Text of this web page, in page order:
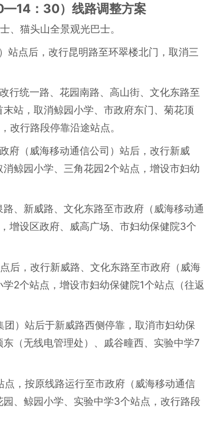
：30）线路调整方案
、猫头山全景观光巴士。
站点后，改行昆明路至环翠楼北门，取消三
行统一路、花园南路、高山街、文化东路至
站，取消鲸园小学、市政府东门、菊花顶
改行路段停靠沿途站点。
府（威海移动通信公司）站后，改行新威
鲸园小学、三角花园2个站点，增设市妇幼
、新威路、文化东路至市政府（威海移动通
增设区政府、威高广场、市妇幼保健院3个
后，改行新威路、文化东路至市政府（威海
2个站点，增设市妇幼保健院1个站点（往返
）站后于新威路西侧停靠，取消市妇幼保
（无线电管理处）、戚谷疃西、实验中学7
，按原线路运行至市政府（威海移动通信
、鲸园小学、实验中学3个站点，改行路段